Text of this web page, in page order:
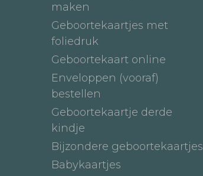
maken
Geboortekaartjes met
foliedruk
Geboortekaart online
Enveloppen (vooraf)
bestellen
Geboortekaartje derde
kindje
Bijzondere geboortekaartjes
Babykaartjes